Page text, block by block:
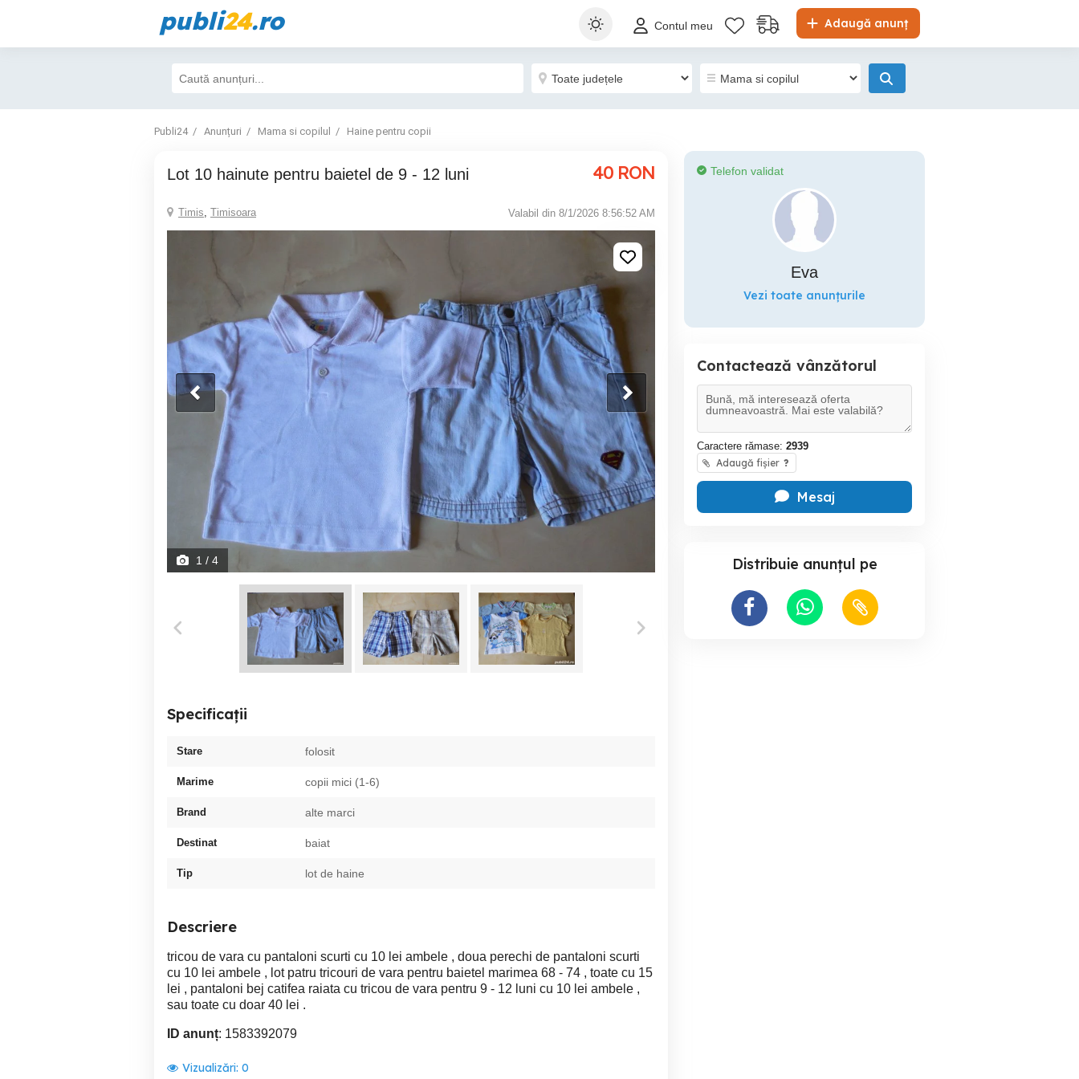
publi24.ro Adaugă anunț
Contul meu
Publi24 Anunțuri Mama si copilul Haine pentru copii
Lot 10 hainute pentru baietel de 9 - 12 luni 40 RON
Timis, Timisoara Valabil din 8/1/2026 8:56:52 AM
1 / 4
Specificații
Stare folosit
Marime copii mici (1-6)
Brand alte marci
Destinat baiat
Tip lot de haine
Descriere
tricou de vara cu pantaloni scurti cu 10 lei ambele , doua perechi de pantaloni scurti
cu 10 lei ambele , lot patru tricouri de vara pentru baietel marimea 68 - 74 , toate cu 15
lei , pantaloni bej catifea raiata cu tricou de vara pentru 9 - 12 luni cu 10 lei ambele ,
sau toate cu doar 40 lei .
ID anunț: 1583392079
Vizualizări: 0
Telefon validat
Eva
Vezi toate anunțurile
Contactează vânzătorul
Caractere rămase: 2939
Adaugă fișier ?
Mesaj
Distribuie anunțul pe